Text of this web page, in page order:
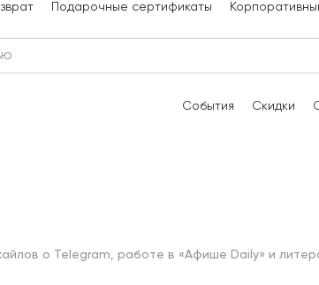
Подарочные сертификаты
События Скидки
о Telegram, работе в «Афише Daily» и